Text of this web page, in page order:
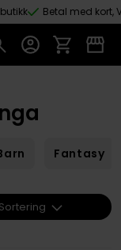
Betal med kort,
Fantasy
Sortering